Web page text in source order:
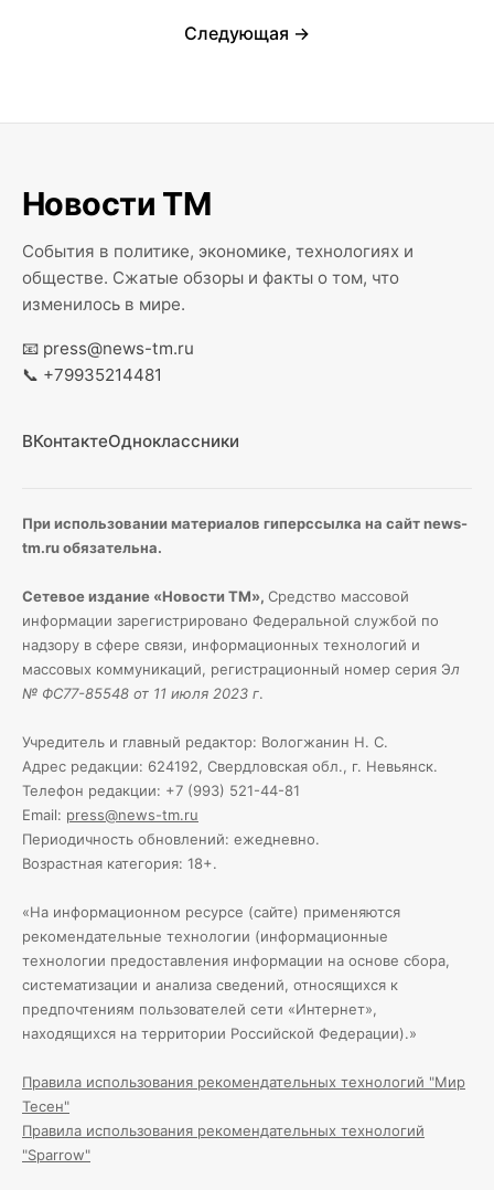
Следующая →
Новости ТМ
События в политике, экономике, технологиях и
обществе. Сжатые обзоры и факты о том, что
изменилось в мире.
📧 press@news-tm.ru
📞 +79935214481
ВКонтактеОдноклассники
При использовании материалов гиперссылка на сайт news-
tm.ru обязательна.
Сетевое издание «Новости ТМ», Средство массовой
информации зарегистрировано Федеральной службой по
надзору в сфере связи, информационных технологий и
массовых коммуникаций, регистрационный номер серия Эл
№ ФС77-85548 от 11 июля 2023 г.
Учредитель и главный редактор: Вологжанин Н. С.
Адрес редакции: 624192, Свердловская обл., г. Невьянск.
Телефон редакции: +7 (993) 521-44-81
Email: press@news-tm.ru
Периодичность обновлений: ежедневно.
Возрастная категория: 18+.
«На информационном ресурсе (сайте) применяются
рекомендательные технологии (информационные
технологии предоставления информации на основе сбора,
систематизации и анализа сведений, относящихся к
предпочтениям пользователей сети «Интернет»,
находящихся на территории Российской Федерации).»
Правила использования рекомендательных технологий "Мир
Тесен"
Правила использования рекомендательных технологий
"Sparrow"